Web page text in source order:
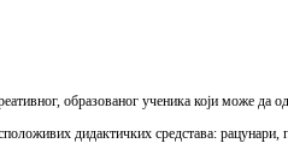
образованог ученика који може да
дидактичких средстава: